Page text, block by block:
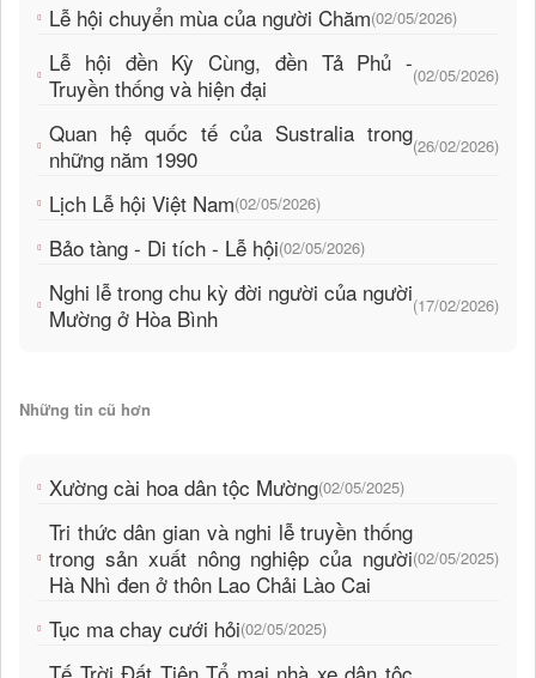
Lễ hội chuyển mùa của người Chăm(02/05/2026)
Lễ hội đền Kỳ Cùng, đền Tả Phủ -
Truyền thống và hiện đại
(02/05/2026)
Quan hệ quốc tế của Sustralia trong
những năm 1990
(26/02/2026)
Lịch Lễ hội Việt Nam(02/05/2026)
Bảo tàng - Di tích - Lễ hội(02/05/2026)
Nghi lễ trong chu kỳ đời người của người
Mường ở Hòa Bình
(17/02/2026)
Những tin cũ hơn
Xường cài hoa dân tộc Mường(02/05/2025)
Tri thức dân gian và nghi lễ truyền thống
trong sản xuất nông nghiệp của người
Hà Nhì đen ở thôn Lao Chải Lào Cai
(02/05/2025)
Tục ma chay cưới hỏi(02/05/2025)